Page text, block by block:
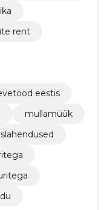
rent
eestis
mullamüük